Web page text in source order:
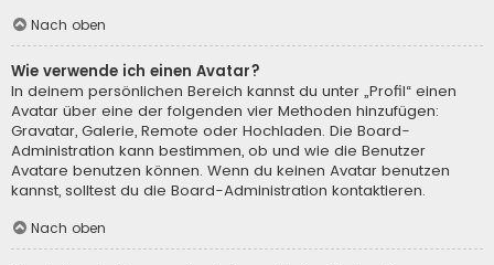
Nach oben
Wie verwende ich einen Avatar?
In deinem persönlichen Bereich kannst du unter „Profil“ einen
Avatar über eine der folgenden vier Methoden hinzufügen:
Gravatar, Galerie, Remote oder Hochladen. Die Board-
Administration kann bestimmen, ob und wie die Benutzer
Avatare benutzen können. Wenn du keinen Avatar benutzen
kannst, solltest du die Board-Administration kontaktieren.
Nach oben